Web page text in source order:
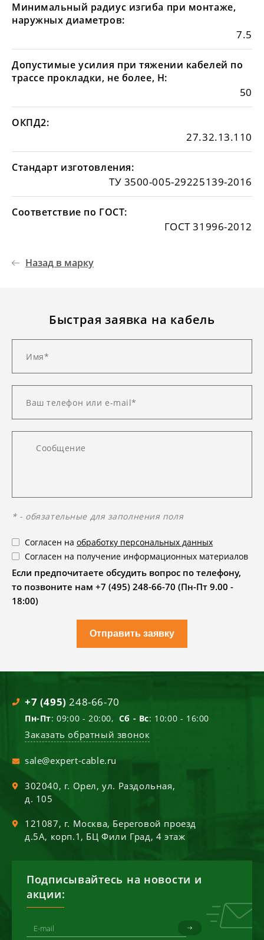
Минимальный радиус изгиба при монтаже,
наружных диаметров:
7.5
Допустимые усилия при тяжении кабелей по
трассе прокладки, не более, Н:
50
ОКПД2:
27.32.13.110
Стандарт изготовления:
ТУ 3500-005-29225139-2016
Соответствие по ГОСТ:
ГОСТ 31996-2012
Назад в марку
Быстрая заявка на кабель
* - обязательные для заполнения поля
Согласен на обработку персональных данных
Согласен на получение информационных материалов
Если предпочитаете обсудить вопрос по телефону,
то позвоните нам +7 (495) 248-66-70 (Пн-Пт 9.00 -
18:00)
Отправить заявку
+7 (495) 248-66-70
Пн-Пт: 09:00 - 20:00, Сб - Вс: 10:00 - 16:00
Заказать обратный звонок
sale@expert-cable.ru
302040, г. Орел,ул. Раздольная,
д. 105
121087, г. Москва, Береговой проезд
д.5А, корп.1, БЦ Фили Град, 4 этаж
Подписывайтесь на новости и
акции: